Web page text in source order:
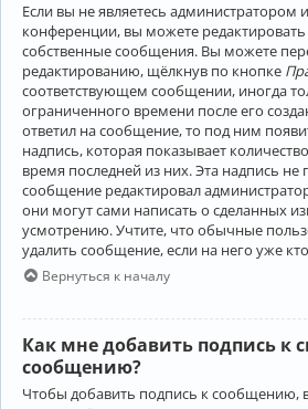
Если вы не являетесь администратором
конференции, вы можете редактировать
собственные сообщения. Вы можете
редактированию, щёлкнув по кнопке
соответствующем сообщении, иногда
ограниченного времени после его
ответил на сообщение, то под ним
надпись, которая показывает
время последней из них. Эта надпись не
сообщение редактировал
они могут сами написать о сделанных
усмотрению. Учтите, что обычные
удалить сообщение, если на него уже
Вернуться к началу
Как мне добавить подпись к
сообщению?
Чтобы добавить подпись к сообщению,